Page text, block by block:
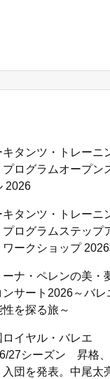
キタンツ・トレーニ
プログラムオープン
2026
キタンツ・トレーニ
プログラムステップ
ワークショップ
ーナ・ペレンの美・
ンサート2026～バレ
性を探る旅～
ロイヤル・バレエ
27シーズン 昇格
入団を発表。中尾太